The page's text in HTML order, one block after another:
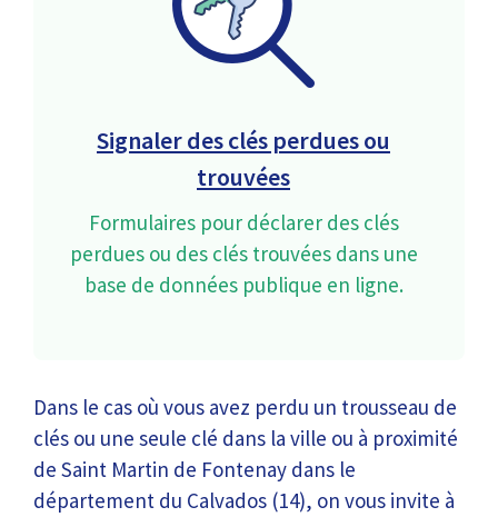
Signaler des clés perdues ou
trouvées
Formulaires pour déclarer des clés
perdues ou des clés trouvées dans une
base de données publique en ligne.
Dans le cas où vous avez perdu un trousseau de
clés ou une seule clé dans la ville ou à proximité
de Saint Martin de Fontenay dans le
département du Calvados (14), on vous invite à